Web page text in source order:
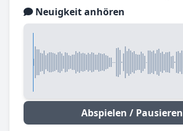
Neuigkeit anhören
Abspielen / Pausieren